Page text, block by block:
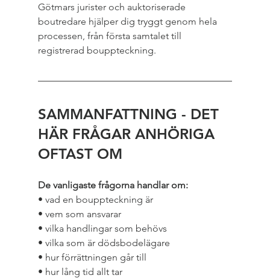
Götmars jurister och auktoriserade
boutredare hjälper dig tryggt genom hela
processen, från första samtalet till
registrerad bouppteckning.
SAMMANFATTNING - DET
HÄR FRÅGAR ANHÖRIGA
OFTAST OM
De vanligaste frågorna handlar om:
• vad en bouppteckning är
• vem som ansvarar
• vilka handlingar som behövs
• vilka som är dödsbodelägare
• hur förrättningen går till
• hur lång tid allt tar